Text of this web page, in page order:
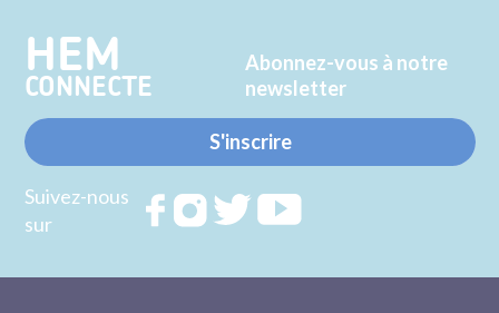
HEM
CONNECTE
Abonnez-vous à notre
newsletter
S'inscrire
Suivez-nous
sur
RejoignezRejoignezRejoignez